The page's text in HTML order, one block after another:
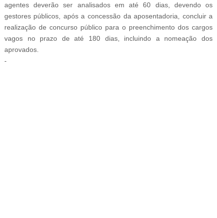
agentes deverão ser analisados em até 60 dias, devendo os
gestores públicos, após a concessão da aposentadoria, concluir a
realização de concurso público para o preenchimento dos cargos
vagos no prazo de até 180 dias, incluindo a nomeação dos
aprovados.
-